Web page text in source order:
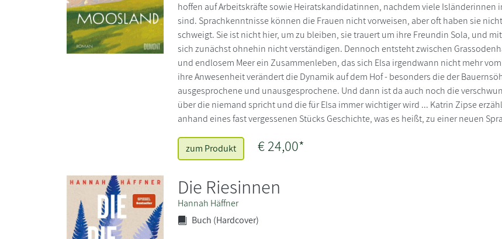
hoffen auf Arbeitskräfte sowie Heiratskandidatinnen, nachdem viele Isländerinnen
sind. Sprachkenntnisse können die Frauen nicht vorweisen, aber oft haben sie
schweigt. Sie ist nicht hier, um zu bleiben, sie trauert um ihre Freundin Sola, und
sich zunächst ohnehin nicht verständigen. Dennoch entsteht zwischen
und endlosem Meer ein Zusammenleben, das sich Elsa irgendwann nicht mehr
ihre Anwesenheit verändert die Dynamik auf dem Hof - besonders die der
ausgesprochene und unausgesprochene. Und dann ist da auch noch die
über die niemand spricht und die für Elsa immer wichtiger wird ... Katrin Zipse
anhand eines fast vergessenen Stücks Geschichte, was es heißt, zu einer neuen
zum Produkt € 24,00*
Die Riesinnen
Hannah Häffner
Buch (Hardcover)